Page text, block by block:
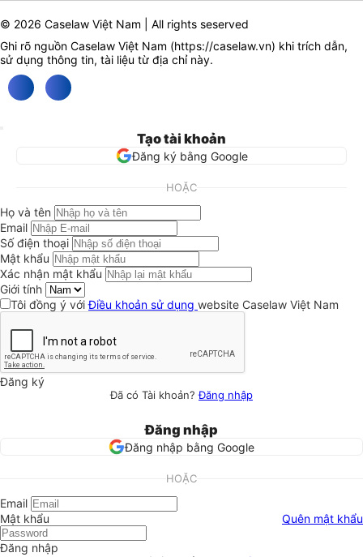
© 2026 Caselaw Việt Nam | All rights seserved
Ghi rõ nguồn Caselaw Việt Nam (https://caselaw.vn) khi trích dẫn,
sử dụng thông tin, tài liệu từ địa chỉ này.
Tạo tài khoản
Đăng ký bằng Google
HOẶC
Họ và tên
Email
Số điện thoại
Mật khẩu
Xác nhận mật khẩu
Giới tính
Tôi đồng ý vớiĐiều khoản sử dụng website Caselaw Việt Nam
Đăng ký
Đã có Tài khoản?Đăng nhập
Đăng nhập
Đăng nhập bằng Google
HOẶC
Email
Mật khẩu
Quên mật khẩu
Đăng nhập